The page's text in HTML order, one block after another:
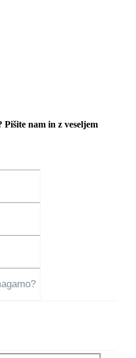
Pišite nam in z veseljem